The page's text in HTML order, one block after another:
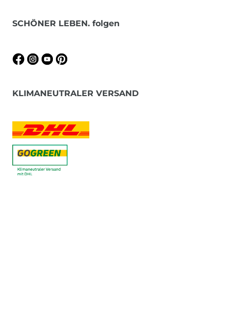
SCHÖNER LEBEN. folgen
KLIMANEUTRALER VERSAND